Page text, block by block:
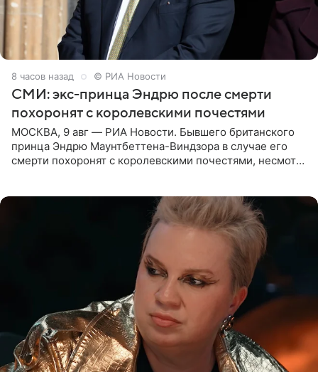
8 часов назад © РИА Новости
СМИ: экс-принца Эндрю после смерти
похоронят с королевскими почестями
МОСКВА, 9 авг — РИА Новости. Бывшего британского
принца Эндрю Маунтбеттена-Виндзора в случае его
смерти похоронят с королевскими почестями, несмотря